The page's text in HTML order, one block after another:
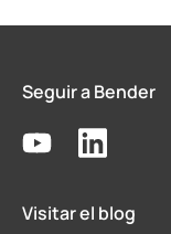
Seguir a Bender
Visitar el blog